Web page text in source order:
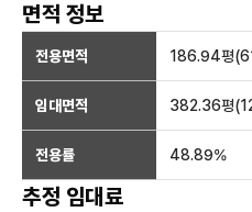
면적 정보
전용면적 186.94평(
임대면적 382.36평(
전용률 48.89%
추정 임대료